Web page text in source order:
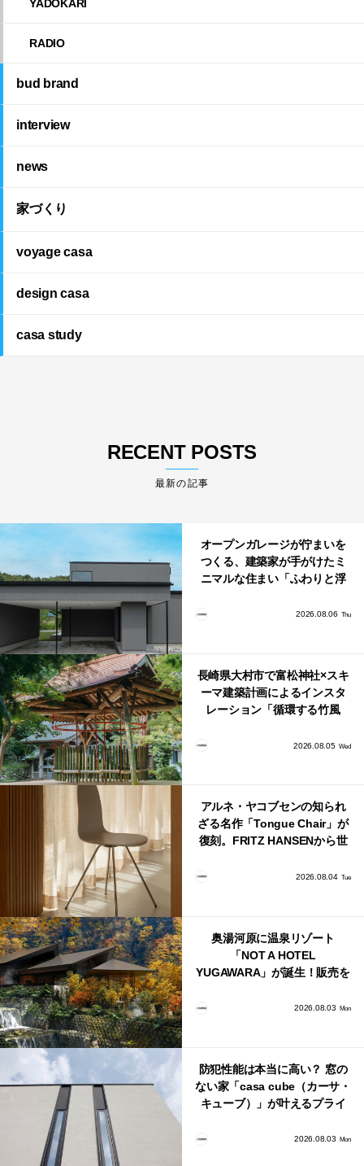
YADOKARI
RADIO
bud brand
interview
news
家づくり
voyage casa
design casa
casa study
RECENT POSTS
最新の記事
オープンガレージが佇まいを
つくる、建築家が手がけたミ
ニマルな住まい「ふわりと浮
2026.08.06 Thu
長崎県大村市で富松神社×スキ
ーマ建築計画によるインスタ
レーション「循環する竹風
2026.08.05 Wed
アルネ・ヤコブセンの知られ
ざる名作「Tongue Chair」が
復刻。FRITZ HANSENから世
2026.08.04 Tue
奥湯河原に温泉リゾート
「NOT A HOTEL
YUGAWARA」が誕生！販売を
2026.08.03 Mon
防犯性能は本当に高い？ 窓の
ない家「casa cube（カーサ・
キューブ）」が叶えるプライ
2026.08.03 Mon